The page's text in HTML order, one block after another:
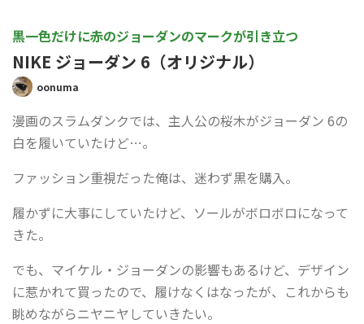
黒一色だけに赤のジョーダンのマークが引き立つ
NIKE ジョーダン 6（オリジナル）
oonuma
漫画のスラムダンクでは、主人公の桜木がジョーダン 6の
白を履いていたけど…。
ファッション重視だった俺は、迷わず黒を購入。
履かずに大事にしていたけど、ソールがボロボロになって
きた。
でも、マイケル・ジョーダンの影響もあるけど、デザイン
に惹かれて買ったので、履けなくはなったが、これからも
眺めながらニヤニヤしていきたい。